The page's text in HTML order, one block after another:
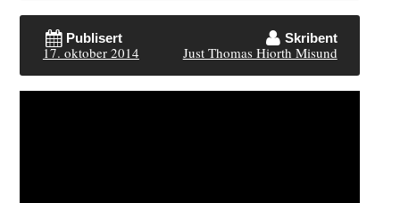
Publisert
17. oktober 2014
Skribent
Just Thomas Hiorth Misund